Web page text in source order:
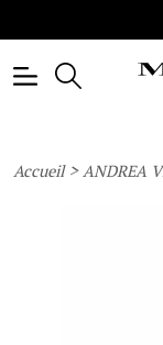
Accueil>ANDREA